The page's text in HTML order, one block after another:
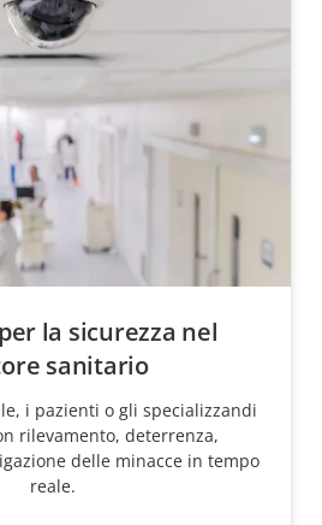
la sicurezza nel
sanitario
i pazienti o gli specializzandi
rilevamento, deterrenza,
delle minacce in tempo
reale.